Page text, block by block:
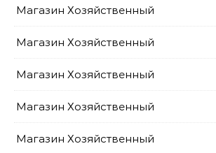
Магазин Хозяйственный
Магазин Хозяйственный
Магазин Хозяйственный
Магазин Хозяйственный
Магазин Хозяйственный